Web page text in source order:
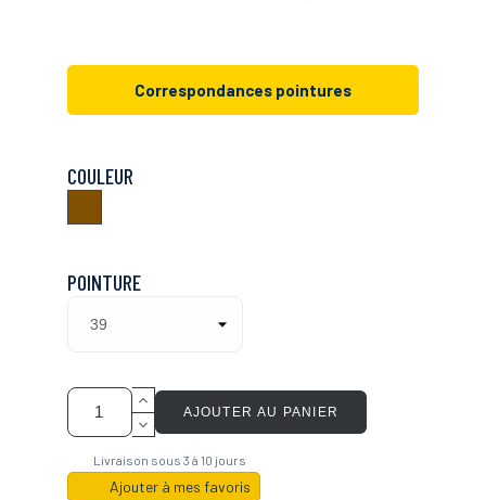
Correspondances pointures
COULEUR
POINTURE
AJOUTER AU PANIER
Livraison sous 3 à 10 jours
Ajouter à mes favoris